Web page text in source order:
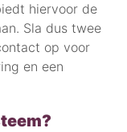
hiervoor de
Sla dus twee
op voor
en een